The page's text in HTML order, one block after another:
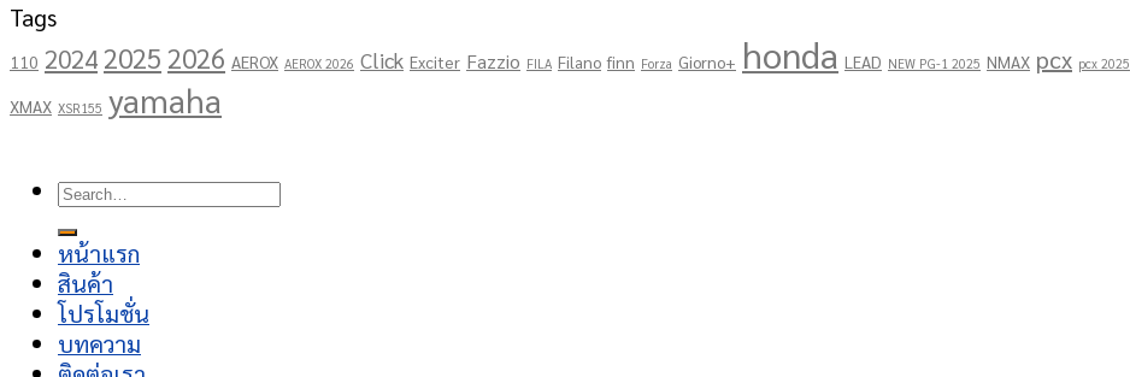
Tags
110 20242025 2026 AEROX AEROX 2026 Click Exciter Fazzio FILA Filano finn Forza Giorno+ honda LEAD NEW PG-1 2025 NMAX pcx pcx 2025
XMAX XSR155 yamaha
Search
หน้าแรก
สินค้า
โปรโมชั่น
บทความ